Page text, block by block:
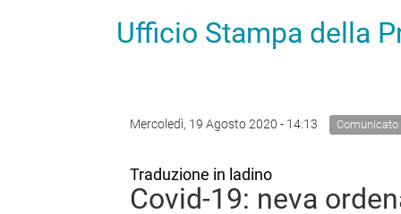
Ufficio Stampa della
Mercoledì, 19 Agosto 2020 - 14:13 Comunicato
Traduzione in ladino
Covid-19: neva